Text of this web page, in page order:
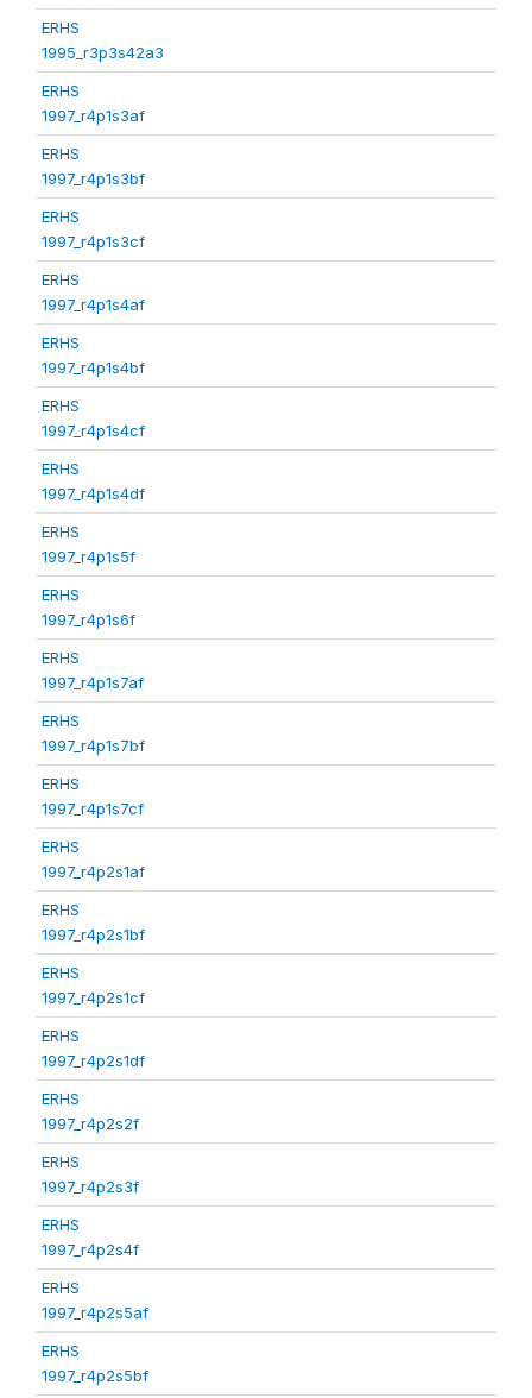
ERHS
1995_r3p3s42a3
ERHS
1997_r4p1s3af
ERHS
1997_r4p1s3bf
ERHS
1997_r4p1s3cf
ERHS
1997_r4p1s4af
ERHS
1997_r4p1s4bf
ERHS
1997_r4p1s4cf
ERHS
1997_r4p1s4df
ERHS
1997_r4p1s5f
ERHS
1997_r4p1s6f
ERHS
1997_r4p1s7af
ERHS
1997_r4p1s7bf
ERHS
1997_r4p1s7cf
ERHS
1997_r4p2s1af
ERHS
1997_r4p2s1bf
ERHS
1997_r4p2s1cf
ERHS
1997_r4p2s1df
ERHS
1997_r4p2s2f
ERHS
1997_r4p2s3f
ERHS
1997_r4p2s4f
ERHS
1997_r4p2s5af
ERHS
1997_r4p2s5bf